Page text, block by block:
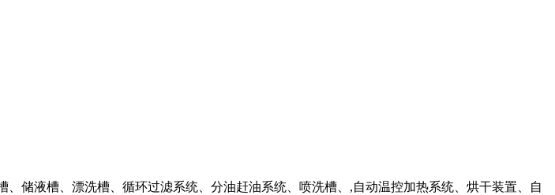
储液槽、漂洗槽、循环过滤系统、分油赶油系统、喷洗槽、,自动温控加热系统、烘干装置、自